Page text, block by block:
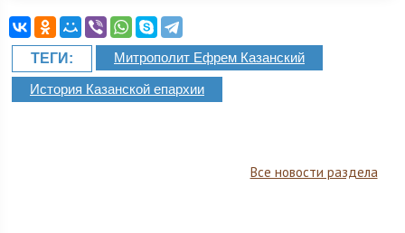
ТЕГИ: Митрополит Ефрем Казанский
История Казанской епархии
Все новости раздела